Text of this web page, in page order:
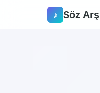
♪ Söz